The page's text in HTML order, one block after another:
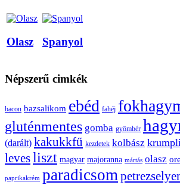
Olasz Spanyol
Népszerű cimkék
bacon bazsalikom ebéd fahéj
gluténmentes gomba gyömbér
(darált) kakukkfű kezdetek kolbász
levesliszt magyar majoranna mártás olasz
paprikakrém paradicsom